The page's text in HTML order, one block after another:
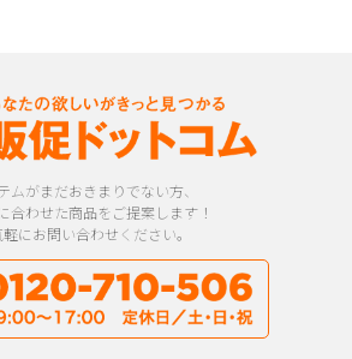
ムがまだおきまりでない方、
合わせた商品をご提案します！
にお問い合わせください。